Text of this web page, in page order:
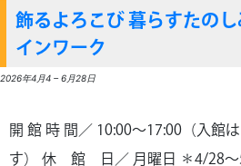
飾るよろこび 暮らすたの
インワーク
2026年4月4 –6月28日
開 館 時 間／ 10:00～17:00（入館
す） 休 館 日／ 月曜日 ＊4/